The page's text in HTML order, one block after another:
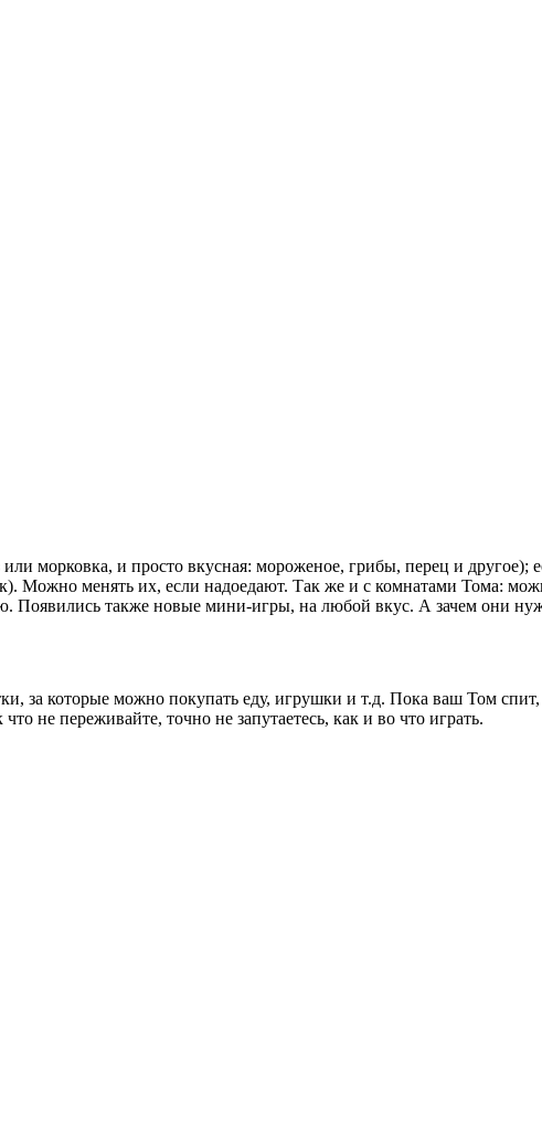
морковка, и просто вкусная: мороженое, грибы, перец и
Можно менять их, если надоедают. Так же и с комнатами Тома:
Появились также новые мини-игры, на любой вкус. А зачем они
за которые можно покупать еду, игрушки и т.д. Пока ваш Том
не переживайте, точно не запутаетесь, как и во что играть.